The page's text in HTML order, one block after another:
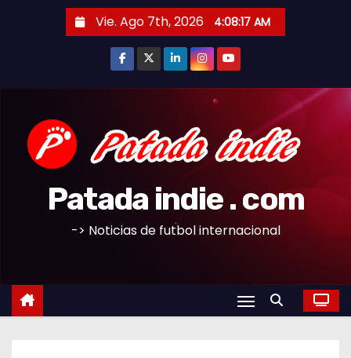
i
Vie. Ago 7th, 2026 4:08:18 AM
Patada indie . com
-> Noticias de futbol internacional